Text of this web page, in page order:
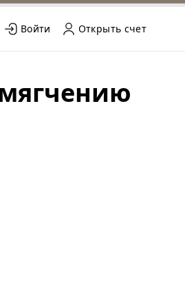
Войти Открыть счет